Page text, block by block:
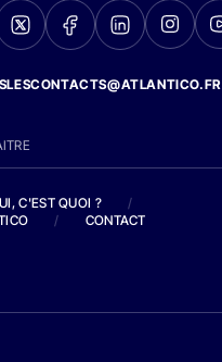
C'EST QUOI ?
/
/ CONTACT